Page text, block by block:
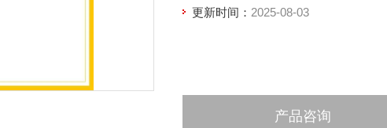
更新时间： 2025-08-03
产品咨询